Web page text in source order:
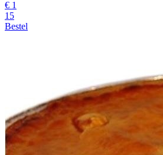
€ 1
15
Bestel